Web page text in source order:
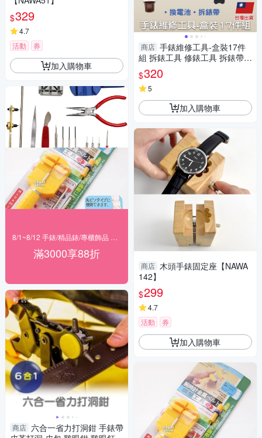
$329
4.7
活動
券
加入購物車
滿3000享88折
商店 六合一省力打洞鉗 手錶帶
商店 手錶維修工具-盒裝17件
組 拆錶工具 修錶工具 拆錶帶工
具 開錶工具-輕居家8579
$320
5
加入購物車
商店 木頭手錶固定座【NAWA
142】
$299
4.7
活動
券
加入購物車